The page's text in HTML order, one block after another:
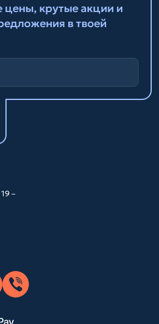
крутые акции и
в твоей
–